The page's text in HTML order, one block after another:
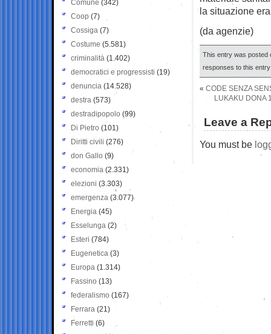
la situazione
(da agenzie)
This entry was posted
responses to this
« CODE SENZA
LUKAKU DONA
Leave a
You must be
Comune (342)
Coop (7)
Cossiga (7)
Costume (5.581)
criminalità (1.402)
democratici e progressisti (19)
denuncia (14.528)
destra (573)
destradipopolo (99)
Di Pietro (101)
Diritti civili (276)
don Gallo (9)
economia (2.331)
elezioni (3.303)
emergenza (3.077)
Energia (45)
Esselunga (2)
Esteri (784)
Eugenetica (3)
Europa (1.314)
Fassino (13)
federalismo (167)
Ferrara (21)
Ferretti (6)